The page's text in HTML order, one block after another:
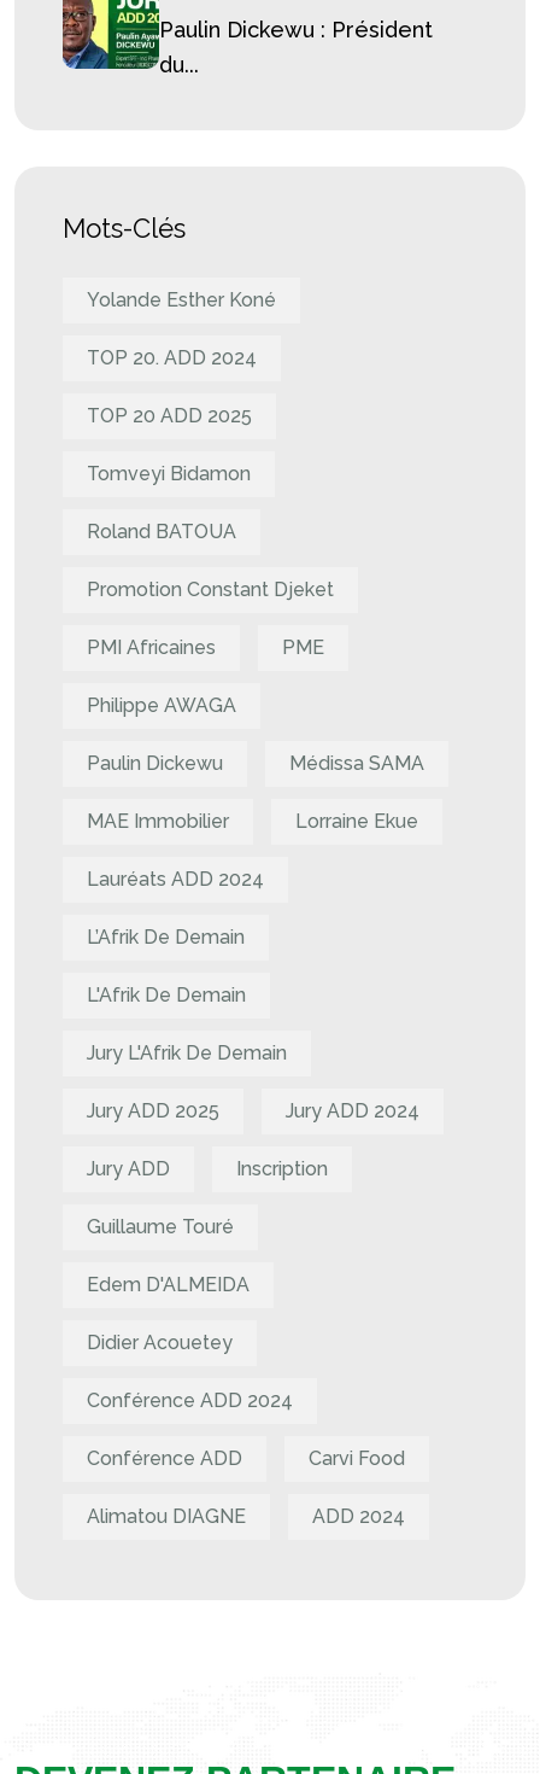
Paulin Dickewu : Président
du...
Mots-Clés
Yolande Esther Koné
TOP 20. ADD 2024
TOP 20 ADD 2025
Tomveyi Bidamon
Roland BATOUA
Promotion Constant Djeket
PMI Africaines PME
Philippe AWAGA
Paulin Dickewu Médissa SAMA
MAE Immobilier Lorraine Ekue
Lauréats ADD 2024
L’Afrik De Demain
L'Afrik De Demain
Jury L'Afrik De Demain
Jury ADD 2025 Jury ADD 2024
Jury ADD Inscription
Guillaume Touré
Edem D'ALMEIDA
Didier Acouetey
Conférence ADD 2024
Conférence ADD Carvi Food
Alimatou DIAGNE ADD 2024